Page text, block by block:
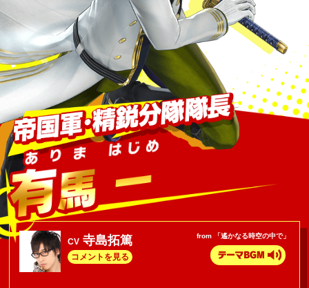
CV寺島拓篤
コメントを見る
from 「遙かなる時空の中で」